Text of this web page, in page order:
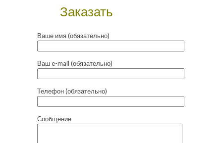
Заказать
Ваше имя (обязательно)
Ваш e-mail (обязательно)
Телефон (обязательно)
Сообщение